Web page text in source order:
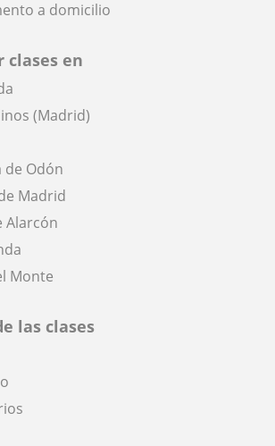
a domicilio
clases en
(Madrid)
de Odón
Madrid
Alarcón
Monte
las clases